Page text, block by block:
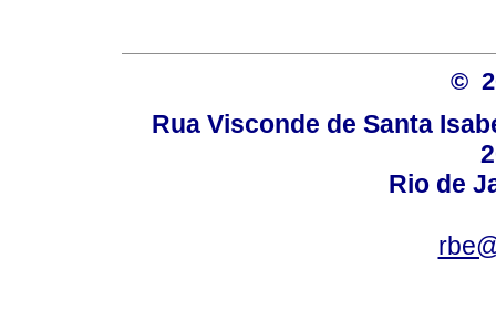
©
Rua Visconde de Santa
Rio de